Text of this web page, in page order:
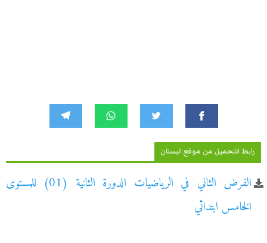
رابط التحميل من موقع البستان
الفرض الثاني في الرياضيات الدورة الثانية (01) للمستوى
الخامس ابتدائي